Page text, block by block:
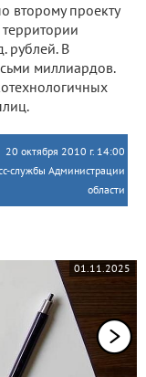
второму проекту
рублей. В
миллиардов.
20 октября 2010 г. 14:00
службы Администрации
области
01.11.2025